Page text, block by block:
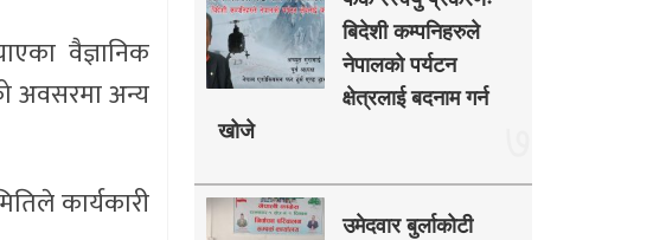
वैज्ञानिक
अवसरमा अन्य
कार्यकारी
बिदेशी कम्पनिहरुले
नेपालको पर्यटन
क्षेत्रलाई बदनाम गर्न
खोजे
उमेदवार बुर्लाकोटी